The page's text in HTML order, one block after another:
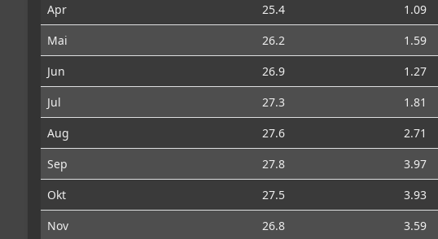
Apr
25.4 1.09
Mai
26.2 1.59
Jun
26.9 1.27
Jul
27.3 1.81
Aug
27.6 2.71
Sep
27.8 3.97
Okt
27.5 3.93
Nov
26.8 3.59